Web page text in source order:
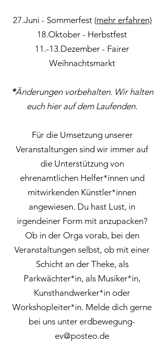
27.Juni - Sommerfest (mehr erfahren)
18.Oktober - Herbstfest
11.-13.Dezember - Fairer
Weihnachtsmarkt
*Änderungen vorbehalten. Wir halten
euch hier auf dem Laufenden.
Für die Umsetzung unserer
Veranstaltungen sind wir immer auf
die Unterstützung von
ehrenamtlichen Helfer*innen und
mitwirkenden Künstler*innen
angewiesen. Du hast Lust, in
irgendeiner Form mit anzupacken?
Ob in der Orga vorab, bei den
Veranstaltungen selbst, ob mit einer
Schicht an der Theke, als
Parkwächter*in, als Musiker*in,
Kunsthandwerker*in oder
Workshopleiter*in. Melde dich gerne
bei uns unter erdbewegung-
ev@posteo.de